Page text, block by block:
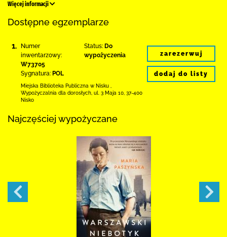
Więcej informacji
Dostępne egzemplarze
1.
Numer
inwentarzowy:
W73705
Sygnatura: POL
Status: Do
wypożyczenia
Miejska Biblioteka Publiczna w Nisku
Wypożyczalnia dla dorosłych, ul. 3 Maja 10 37-400
Nisko
zarezerwuj
dodaj do listy
Najczęściej wypożyczane